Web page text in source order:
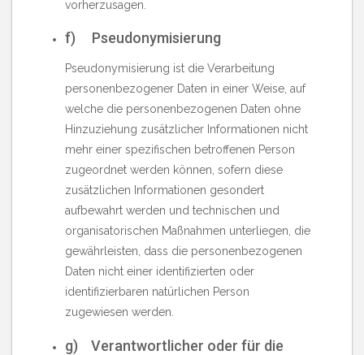
vorherzusagen.
f) Pseudonymisierung
Pseudonymisierung ist die Verarbeitung
personenbezogener Daten in einer Weise, auf
welche die personenbezogenen Daten ohne
Hinzuziehung zusätzlicher Informationen nicht
mehr einer spezifischen betroffenen Person
zugeordnet werden können, sofern diese
zusätzlichen Informationen gesondert
aufbewahrt werden und technischen und
organisatorischen Maßnahmen unterliegen, die
gewährleisten, dass die personenbezogenen
Daten nicht einer identifizierten oder
identifizierbaren natürlichen Person
zugewiesen werden.
g) Verantwortlicher oder für die